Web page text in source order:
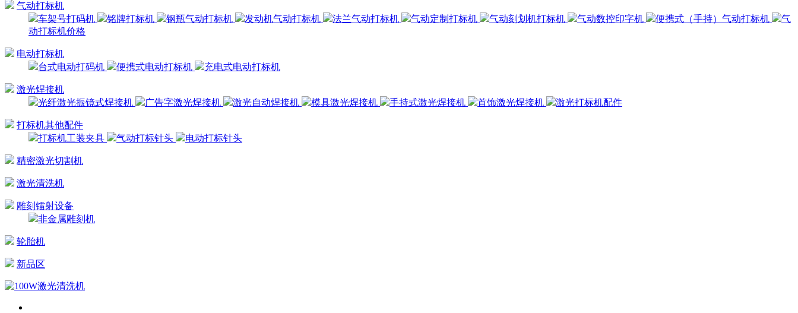
气动打标机
车架号打码机
铭牌打标机 钢瓶气动打标机 发动机气动打标机 法兰气动打标机 气动定制打标机 气动刻划机打标机 气动数控印字机 便携式（手持）气动打标机
气
动打标机价格
电动打标机
台式电动打码机
便携式电动打标机 充电式电动打标机
激光焊接机
光纤激光振镜式焊接机
广告字激光焊接机 激光自动焊接机 模具激光焊接机 手持式激光焊接机 首饰激光焊接机 激光打标机配件
打标机其他配件
打标机工装夹具
气动打标针头 电动打标针头
精密激光切割机
激光清洗机
雕刻镭射设备
非金属雕刻机
轮胎机
新品区